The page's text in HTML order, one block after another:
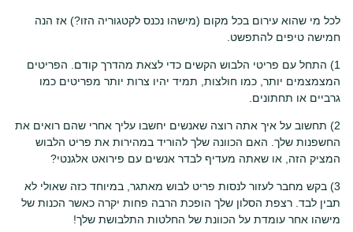
לכל מי שהוא עירום בכל מקום (מישהו נכנס לקטגוריה הזו?) אז הנה
חמישה טיפים להתפשט.
1) התחל עם פריטי הלבוש הקשים כדי לצאת מהדרך קודם. הפריטים
המצמצמים יותר, כמו חולצות, תמיד יהיו צרות יותר מפריטים כמו
גרביים או תחתונים.
2) תחשוב על איך אתה רוצה שאנשים יחשבו עליך אחרי שהם רואים את
החשפנות שלך. האם הכוונה שלך להוריד במהירות את פריט הלבוש
המציק הזה, או שאתה מעדיף לבדר אנשים עם פירואט אלגנטי?
3) בקש מחבר לעזור לנסות פריט לבוש מאתגר, במיוחד כזה שאולי לא
תבין לבד. רצפת הסלון שלך הופכת הרבה פחות יקרה כאשר הכנות של
מישהו אחר עומדת על הכוונת של החלטות התלבושת שלך!